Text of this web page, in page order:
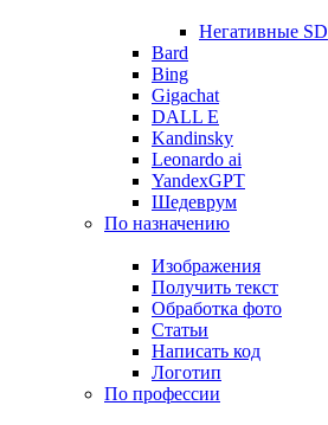
Негативные SD
Bard
Bing
Gigachat
DALL E
Kandinsky
Leonardo ai
YandexGPT
Шедеврум
По назначению
Изображения
Получить текст
Обработка фото
Статьи
Написать код
Логотип
По профессии